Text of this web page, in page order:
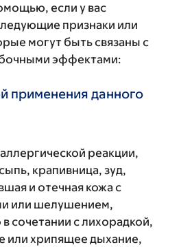
если у вас
признаки или
могут быть связаны с
эффектами:
применения данного
реакции,
крапивница, зуд,
и отечная кожа с
или шелушением,
сочетании с лихорадкой,
или хрипящее дыхание,